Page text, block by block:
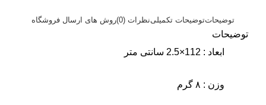
توضیحاتتوضیحات تکمیلینظرات (0) روش های ارسال فروشگاه
توضیحات
ابعاد : 112×2.5 سانتی‌ متر
وزن : ۸ گرم